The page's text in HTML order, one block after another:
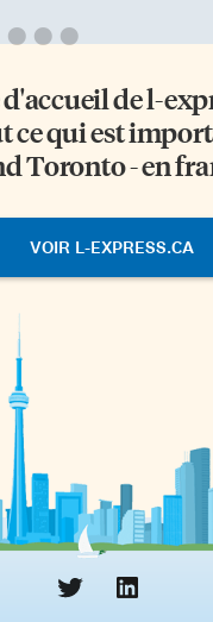
d'accueil del-
ce qui est
Toronto - en
VOIR L-EXPRESS.CA